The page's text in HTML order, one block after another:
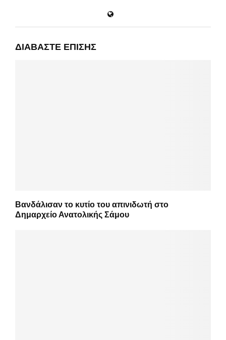
ΔΙΑΒΆΣΤΕ ΕΠΊΣΗΣ
Βανδάλισαν το κυτίο του απινιδωτή στο
Δημαρχείο Ανατολικής Σάμου